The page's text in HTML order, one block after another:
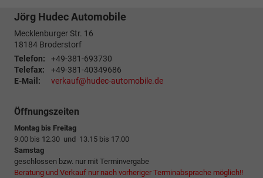
Jörg Hudec Automobile
Mecklenburger Str. 16
18184 Broderstorf
Telefon:
+49-381-693730
Telefax:
+49-381-40349686
E-Mail:
verkauf@hudec-automobile.de
Öffnungszeiten
Montag bis Freitag
9.00 bis 12.30 und 13.15 bis 17.00
Samstag
geschlossen bzw. nur mit Terminvergabe
Beratung und Verkauf nur nach vorheriger Terminabsprache möglich!!